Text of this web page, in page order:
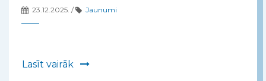
23.12.2025. / Jaunumi
Lasīt vairāk